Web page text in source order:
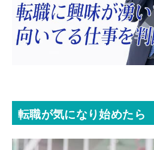
転職が気になり始めたら